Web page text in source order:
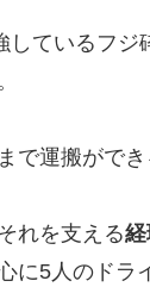
ているフ
で運搬がで
れを支える経
に5人のド